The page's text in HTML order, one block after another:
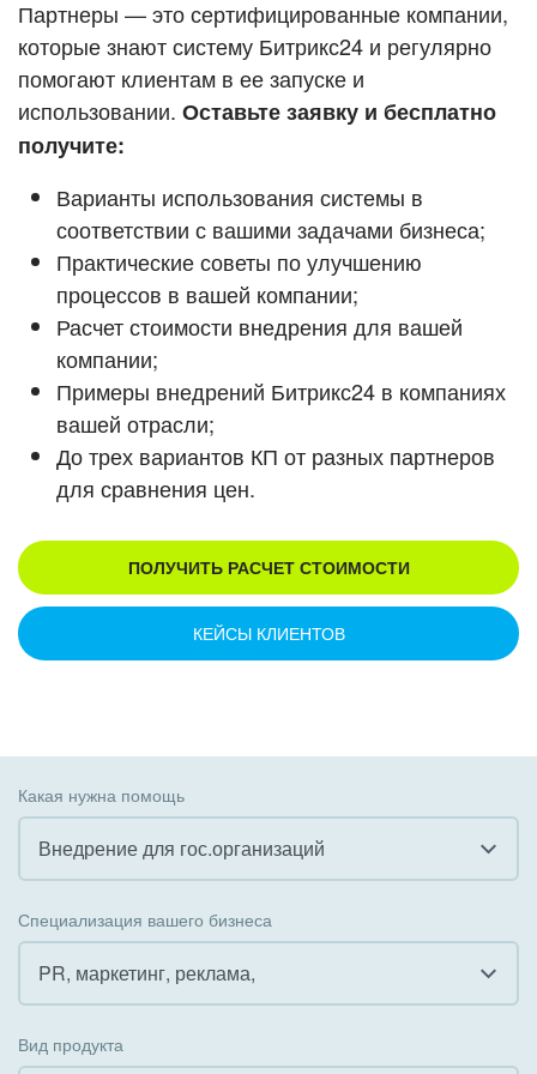
ВХОД
ВХОД
Смотреть видеокейсы
Партнеры — это сертифицированные компании,
которые знают систему Битрикс24 и регулярно
помогают клиентам в ее запуске и
использовании. Оставьте заявку и бесплатно
получите:
Варианты использования системы в
соответствии с вашими задачами бизнеса;
Практические советы по улучшению
процессов в вашей компании;
Расчет стоимости внедрения для вашей
компании;
Примеры внедрений Битрикс24 в компаниях
вашей отрасли;
До трех вариантов КП от разных партнеров
для сравнения цен.
ПОЛУЧИТЬ РАСЧЕТ СТОИМОСТИ
КЕЙСЫ КЛИЕНТОВ
Какая нужна помощь
Внедрение для гос.организаций
Внедрение КЭДО
Интеграция с 1С
Специализация вашего бизнеса
PR, маркетинг, реклама,
Вид продукта